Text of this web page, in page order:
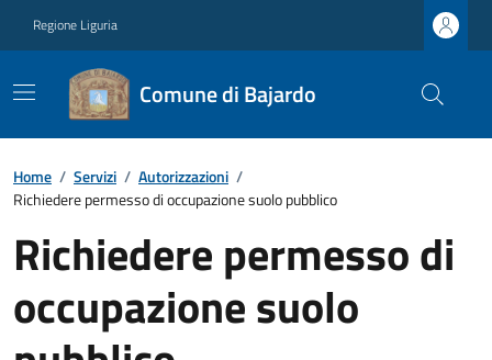
Regione Liguria
Comune di Bajardo
Home / Servizi / Autorizzazioni /
Richiedere permesso di occupazione suolo pubblico
Richiedere permesso di
occupazione suolo